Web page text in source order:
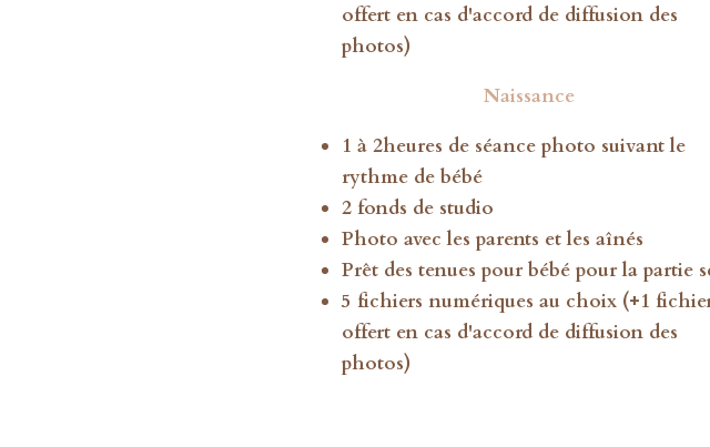
offert en cas d'accord de diffusion des
photos)
Naissance
1 à 2heures de séance photo suivant le
rythme de bébé
2 fonds de studio
Photo avec les parents et les aînés
Prêt des tenues pour bébé pour la partie
5 fichiers numériques au choix (+1
offert en cas d'accord de diffusion des
photos)